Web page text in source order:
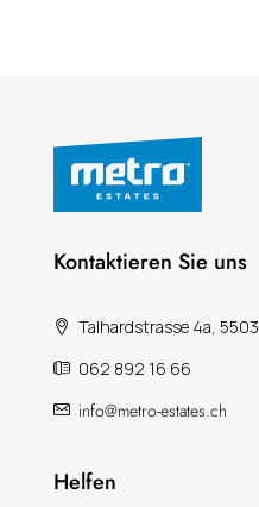
Kontaktieren Sie uns
Talhardstrasse 4a,
062 892 16 66
info@metro-estates.ch
Helfen